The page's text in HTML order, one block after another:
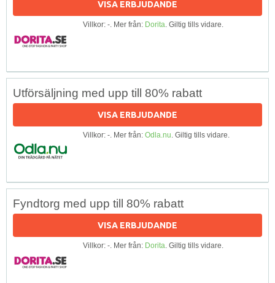
VISA ERBJUDANDE
Villkor: -. Mer från: Dorita. Giltig tills vidare.
Utförsäljning med upp till 80% rabatt
VISA ERBJUDANDE
Villkor: -. Mer från: Odla.nu. Giltig tills vidare.
Fyndtorg med upp till 80% rabatt
VISA ERBJUDANDE
Villkor: -. Mer från: Dorita. Giltig tills vidare.